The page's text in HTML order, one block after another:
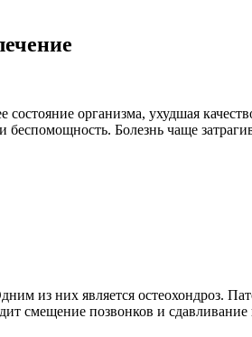
организма, ухудшая
беспомощность. Болезнь чаще
из них является остеохондроз.
смещение позвонков и